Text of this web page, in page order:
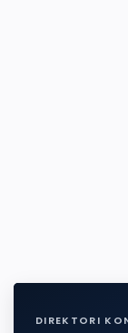
DIREKTORI